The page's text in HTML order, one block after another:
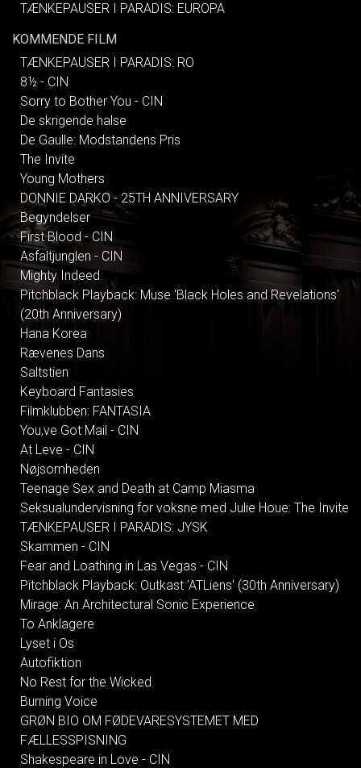
TÆNKEPAUSER I PARADIS: EUROPA
KOMMENDE FILM
TÆNKEPAUSER I PARADIS: RO
8½ - CIN
Sorry to Bother You - CIN
De skrigende halse
De Gaulle: Modstandens Pris
The Invite
Young Mothers
DONNIE DARKO - 25TH ANNIVERSARY
Begyndelser
First Blood - CIN
Asfaltjunglen - CIN
Mighty Indeed
Pitchblack Playback: Muse 'Black Holes and Revelations'
(20th Anniversary)
Hana Korea
Rævenes Dans
Saltstien
Keyboard Fantasies
Filmklubben: FANTASIA
You,ve Got Mail - CIN
At Leve - CIN
Nøjsomheden
Teenage Sex and Death at Camp Miasma
Seksualundervisning for voksne med Julie Houe: The Invite
TÆNKEPAUSER I PARADIS: JYSK
Skammen - CIN
Fear and Loathing in Las Vegas - CIN
Pitchblack Playback: Outkast 'ATLiens' (30th Anniversary)
Mirage: An Architectural Sonic Experience
To Anklagere
Lyset i Os
Autofiktion
No Rest for the Wicked
Burning Voice
GRØN BIO OM FØDEVARESYSTEMET MED
FÆLLESSPISNING
Shakespeare in Love - CIN